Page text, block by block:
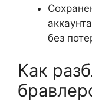
без
Как